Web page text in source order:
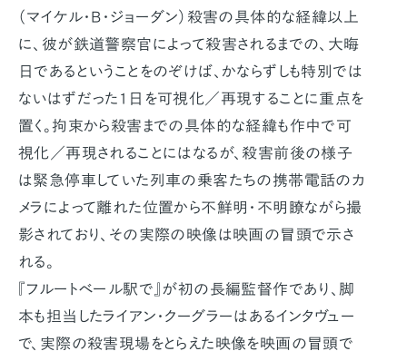
（マイケル・B・ジョーダン）殺害の具体的な経緯以上
に、彼が鉄道警察官によって殺害されるまでの、大晦
日であるということをのぞけば、かならずしも特別では
ないはずだった1日を可視化／再現することに重点を
置く。拘束から殺害までの具体的な経緯も作中で可
視化／再現されることにはなるが、殺害前後の様子
は緊急停車していた列車の乗客たちの携帯電話のカ
メラによって離れた位置から不鮮明・不明瞭ながら撮
影されており、その実際の映像は映画の冒頭で示さ
れる。
『フルートベール駅で』が初の長編監督作であり、脚
本も担当したライアン・クーグラーはあるインタヴュー
で、実際の殺害現場をとらえた映像を映画の冒頭で